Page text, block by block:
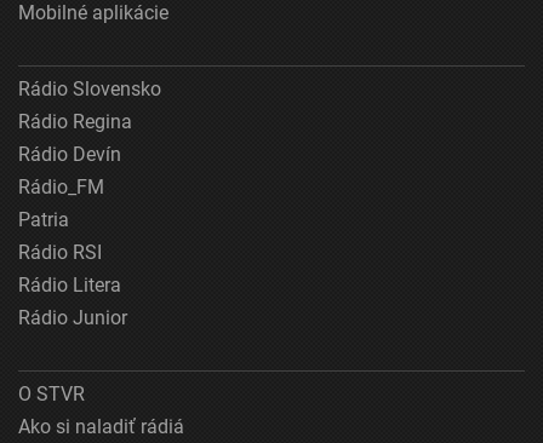
Mobilné aplikácie
Rádio Slovensko
Rádio Regina
Rádio Devín
Rádio_FM
Patria
Rádio RSI
Rádio Litera
Rádio Junior
O STVR
Ako si naladiť rádiá